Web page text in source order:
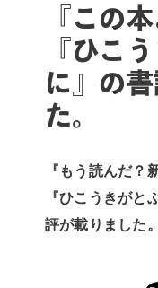
『この
『ひこ
に』の
た。
『もう読んだ？
『ひこうきがと
評が載りました。